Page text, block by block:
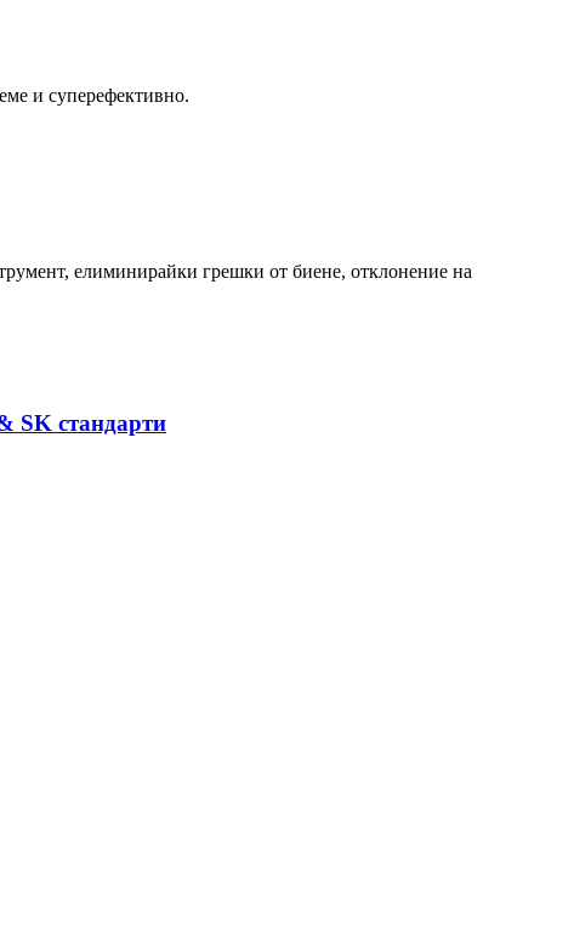
и суперефективно.
елиминирайки грешки от биене, отклонение на
SK стандарти